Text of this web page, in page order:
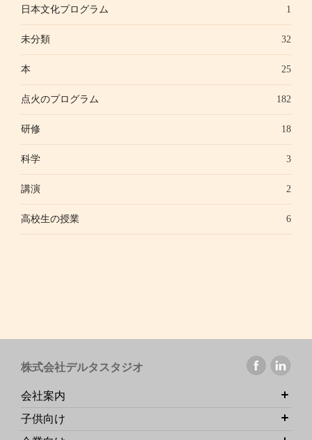
日本文化プログラム 1
未分類 32
本 25
点火のプログラム 182
研修 18
科学 3
講演 2
高校生の授業 6
株式会社デルタスタジオ
会社案内
子供向け